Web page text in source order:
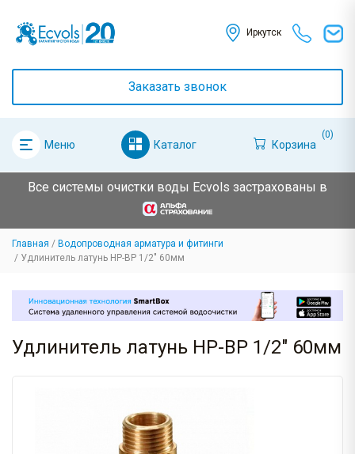
Иркутск
Заказать звонок
Меню Каталог Корзина
(0)
Все системы очистки воды Ecvols застрахованы в
Главная
Водопроводная арматура и фитинги
Удлинитель латунь НР-ВР 1/2" 60мм
Удлинитель латунь НР-ВР 1/2" 60мм